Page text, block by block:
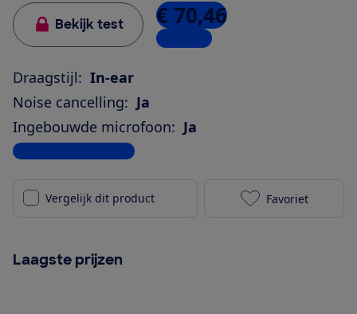
Bekijk test € 70,46
6 winkels
Draagstijl: In-ear
Noise cancelling: Ja
Ingebouwde microfoon: Ja
Bekijk alle specificaties
Vergelijk dit product JBL Tune
Favoriet
Laagste prijzen